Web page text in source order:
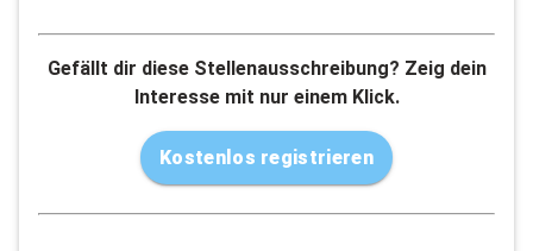
Gefällt dir diese Stellenausschreibung? Zeig dein
Interesse mit nur einem Klick.
Kostenlos registrieren